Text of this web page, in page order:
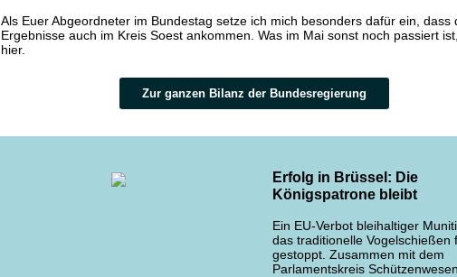
Als Euer Abgeordneter im Bundestag setze ich mich besonders dafür ein, dass
Ergebnisse auch im Kreis Soest ankommen. Was im Mai sonst noch passiert
hier.
Zur ganzen Bilanz der Bundesregierung
Erfolg in Brüssel: Die
Königspatrone bleibt
Ein EU-Verbot bleihaltiger
das traditionelle Vogelschießen
gestoppt. Zusammen mit dem
Parlamentskreis